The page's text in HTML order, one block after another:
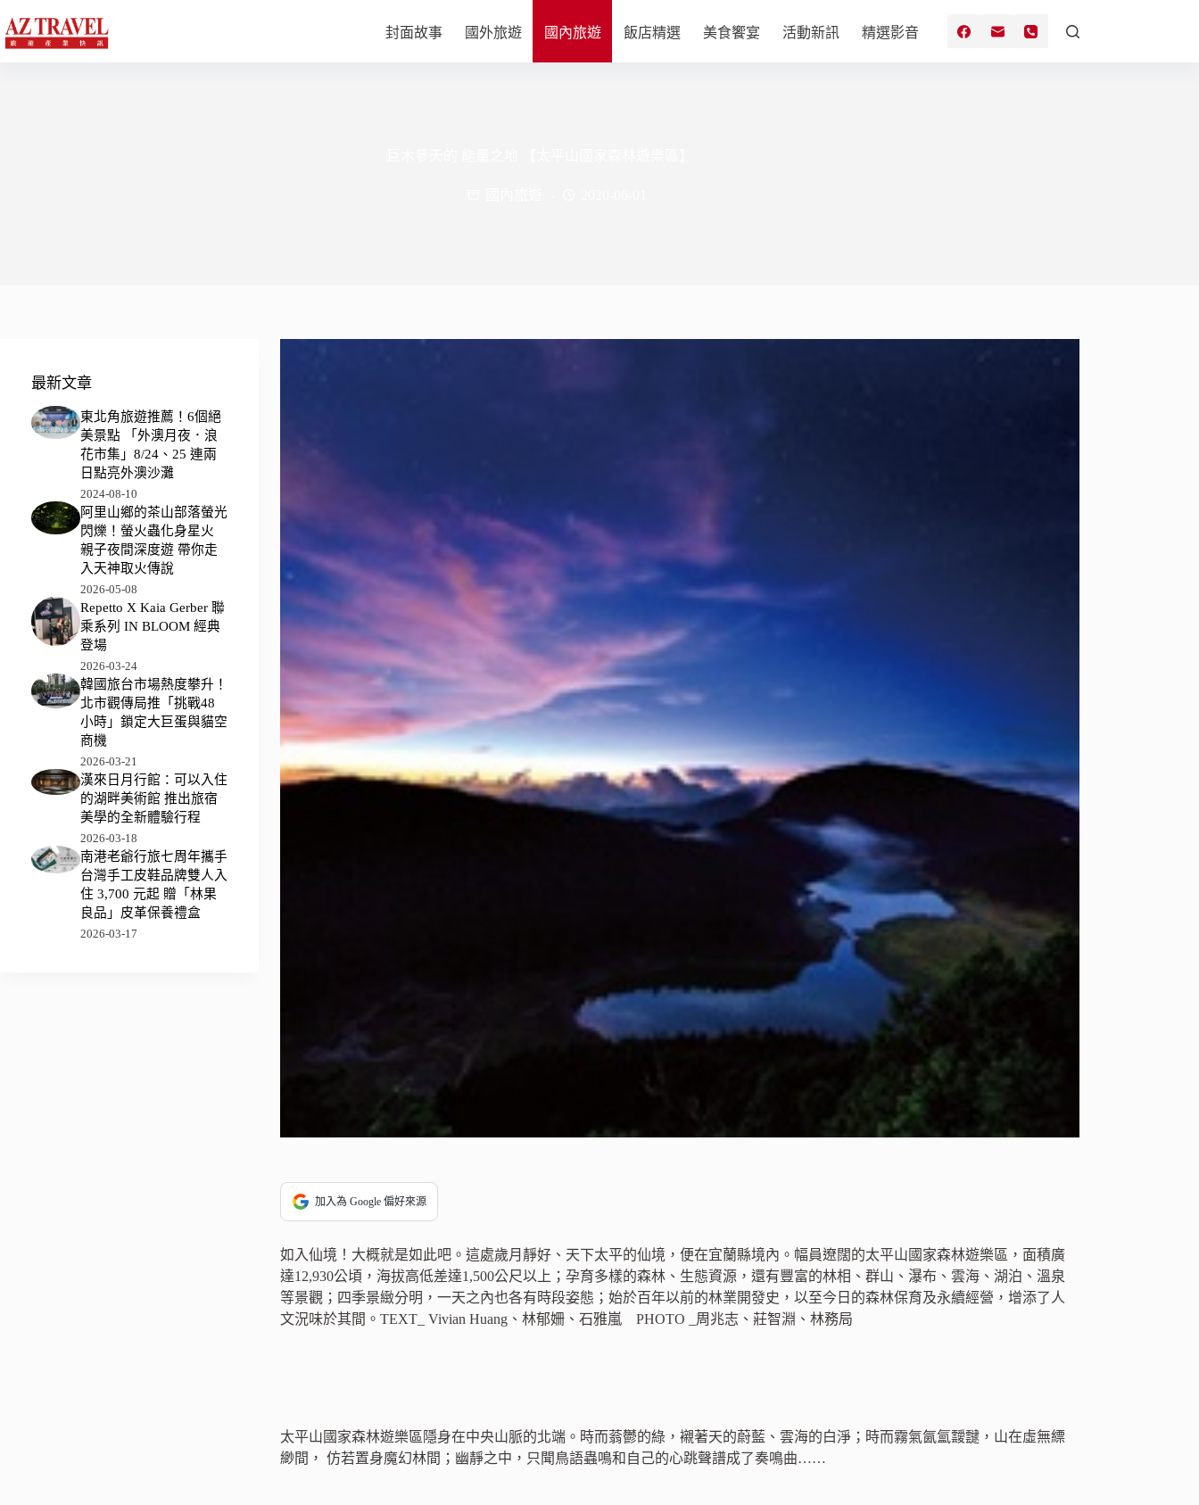
至
主
封面故事 國外旅遊 國內旅遊 飯店精選 美食饗宴 活動新訊 精選影音
加入為 Google 偏好來源
如入仙境！大概就是如此吧。這處歲月靜好、天下太平的仙境，便在宜蘭縣境內。幅員遼闊的太平山國家森林遊樂區，面積廣
達12,930公頃，海拔高低差達1,500公尺以上；孕育多樣的森林、生態資源，還有豐富的林相、群山、瀑布、雲海、湖泊、溫泉
等景觀；四季景緻分明，一天之內也各有時段姿態；始於百年以前的林業開發史，以至今日的森林保育及永續經營，增添了人
文況味於其間。TEXT_ Vivian Huang、林郁姍、石雅嵐 PHOTO _周兆志、莊智淵、林務局
太平山國家森林遊樂區隱身在中央山脈的北端。時而蓊鬱的綠，襯著天的蔚藍、雲海的白淨；時而霧氣氤氳靉靆，山在虛無縹
緲間， 仿若置身魔幻林間；幽靜之中，只聞鳥語蟲鳴和自己的心跳聲譜成了奏鳴曲……
最新文章
東北角旅遊推薦！6個絕
美景點 「外澳月夜．浪
花市集」8/24、25 連兩
日點亮外澳沙灘
2024-08-10
阿里山鄉的茶山部落螢光
閃爍！螢火蟲化身星火
親子夜間深度遊 帶你走
入天神取火傳說
2026-05-08
Repetto X Kaia Gerber 聯
乘系列 IN BLOOM 經典
登場
2026-03-24
韓國旅台市場熱度攀升！
北市觀傳局推「挑戰48
小時」鎖定大巨蛋與貓空
商機
2026-03-21
漢來日月行館：可以入住
的湖畔美術館 推出旅宿
美學的全新體驗行程
2026-03-18
南港老爺行旅七周年攜手
台灣手工皮鞋品牌雙人入
住 3,700 元起 贈「林果
良品」皮革保養禮盒
2026-03-17